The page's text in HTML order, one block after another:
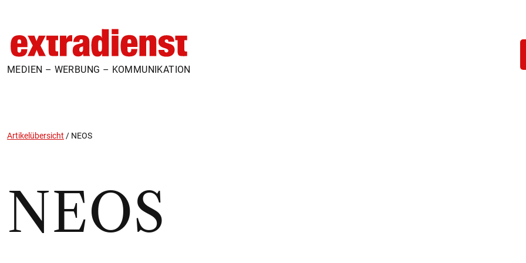
MEDIEN – WERBUNG – KOMMUNIKATION
Artikelübersicht / NEOS
NEOS